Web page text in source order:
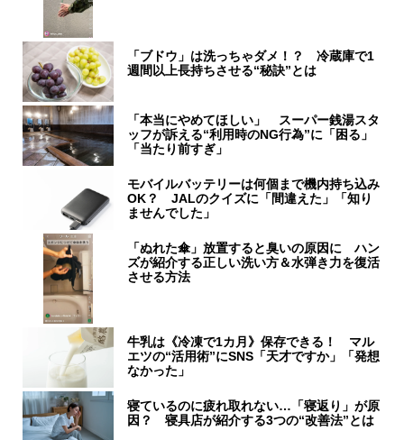
「ブドウ」は洗っちゃダメ！？ 冷蔵庫で1
週間以上長持ちさせる“秘訣”とは
「本当にやめてほしい」 スーパー銭湯スタ
ッフが訴える“利用時のNG行為”に「困る」
「当たり前すぎ」
モバイルバッテリーは何個まで機内持ち込み
OK？ JALのクイズに「間違えた」「知り
ませんでした」
「ぬれた傘」放置すると臭いの原因に ハン
ズが紹介する正しい洗い方＆水弾き力を復活
させる方法
牛乳は《冷凍で1カ月》保存できる！ マル
エツの“活用術”にSNS「天才ですか」「発想
なかった」
寝ているのに疲れ取れない…「寝返り」が原
因？ 寝具店が紹介する3つの“改善法”とは